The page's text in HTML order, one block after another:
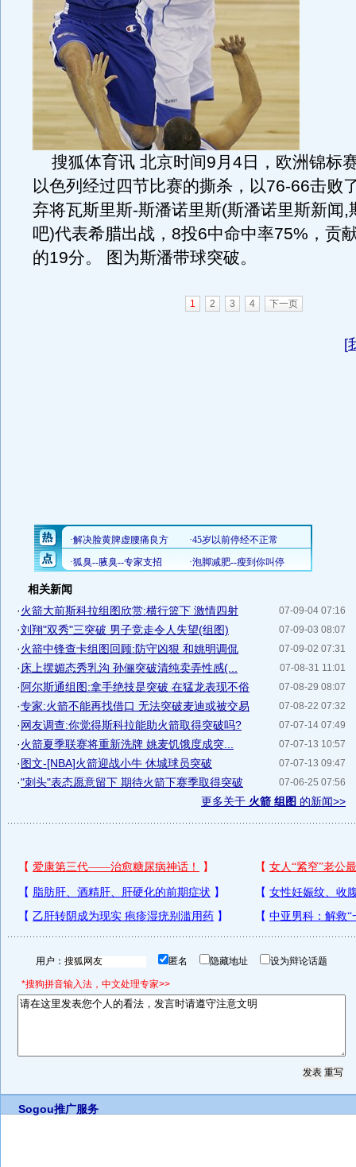
搜狐体育讯 北京时间9月4日，欧洲锦标
以色列经过四节比赛的撕杀，以76-66击败
弃将瓦斯里斯-斯潘诺里斯(斯潘诺里斯新闻,
吧)代表希腊出战，8投6中命中率75%，贡
的19分。 图为斯潘带球突破。
1 2 3 4 下一页
[
相关新闻
07-09-04 07:16
·火箭大前斯科拉组图欣赏:横行篮下 激情四射
07-09-03 08:07
·刘翔"双秀"三突破 男子竞走令人失望(组图)
07-09-02 07:31
·火箭中锋查卡组图回顾:防守凶狠 和姚明调侃
07-08-31 11:01
· 床上摆媚态秀乳沟 孙俪突破清纯卖弄性感(...
07-08-29 08:07
· 阿尔斯通组图:拿手绝技是突破 在猛龙表现不俗
07-08-22 07:32
·专家:火箭不能再找借口 无法突破麦迪或被交易
07-07-14 07:49
·网友调查:你觉得斯科拉能助火箭取得突破吗?
07-07-13 10:57
·火箭夏季联赛将重新洗牌 姚麦饥饿度成突...
07-07-13 09:47
·图文-[NBA]火箭迎战小牛 休城球员突破
07-06-25 07:56
·"刺头"表态愿意留下 期待火箭下赛季取得突破
更多关于 火箭 组图 的新闻>>
用户： 匿名 隐藏地址 设为辩论话题
*搜狗拼音输入法，中文处理专家>>
Sogou推广服务